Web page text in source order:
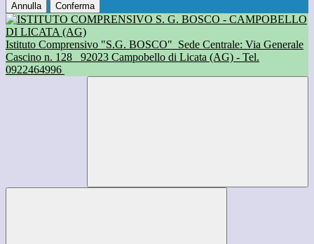
Annulla Conferma
Istituto Comprensivo "S.G. BOSCO" Sede Centrale: Via Generale
Cascino n. 128
92023 Campobello di Licata (AG) - Tel.
0922464996